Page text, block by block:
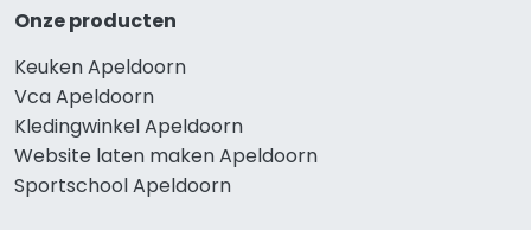
Onze producten
Keuken Apeldoorn
Vca Apeldoorn
Kledingwinkel Apeldoorn
Website laten maken Apeldoorn
Sportschool Apeldoorn